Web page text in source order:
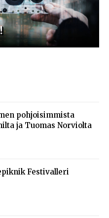
pohjoisimmista
ja Tuomas Norviolta
Festivalleri